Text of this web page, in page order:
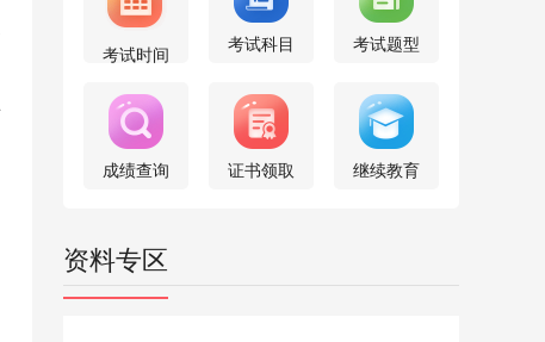
考试时间 考试科目 考试题型
成绩查询 证书领取 继续教育
资料专区